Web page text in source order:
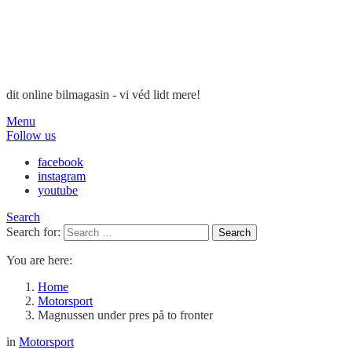
dit online bilmagasin - vi véd lidt mere!
Menu
Follow us
facebook
instagram
youtube
Search
Search for:
Search
You are here:
Home
Motorsport
Magnussen under pres på to fronter
in Motorsport